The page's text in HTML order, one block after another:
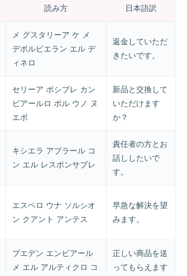
読み方 日本語訳
メ グスタリーア ケ メ
デボルビエラン エル デ
ィネロ
返金していただ
きたいです。
セリーア ポシブレ カン
ビアールロ ポル ウノ ヌ
エボ
新品と交換して
いただけます
か？
キシエラ アブラール コ
ン エル レスポンサブレ
責任者の方とお
話ししたいで
す。
エスペロ ウナ ソルシオ
ン クアント アンテス
早急な解決を望
みます。
プエデン エンビアール
メ エル アルティクロ コ
正しい商品を送
ってもらえます